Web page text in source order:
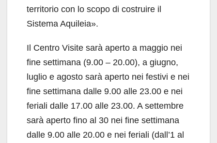
territorio con lo scopo di costruire il
Sistema Aquileia».
Il Centro Visite sarà aperto a maggio nei
fine settimana (9.00 – 20.00), a giugno,
luglio e agosto sarà aperto nei festivi e nei
fine settimana dalle 9.00 alle 23.00 e nei
feriali dalle 17.00 alle 23.00. A settembre
sarà aperto fino al 30 nei fine settimana
dalle 9.00 alle 20.00 e nei feriali (dall’1 al